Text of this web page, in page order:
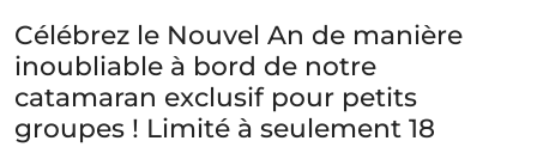
Célébrez le Nouvel An de manière
inoubliable à bord de notre
catamaran exclusif pour petits
groupes ! Limité à seulement 18